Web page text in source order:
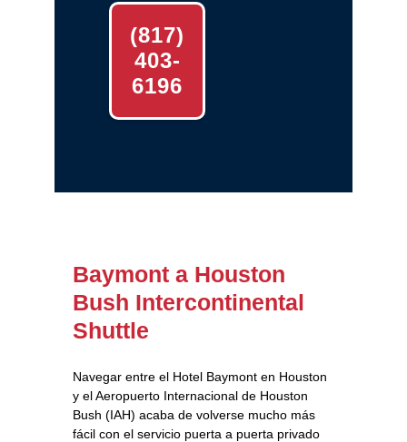
(817)
403-
6196
Baymont a Houston
Bush Intercontinental
Shuttle
Navegar entre el Hotel Baymont en Houston
y el Aeropuerto Internacional de Houston
Bush (IAH) acaba de volverse mucho más
fácil con el servicio puerta a puerta privado